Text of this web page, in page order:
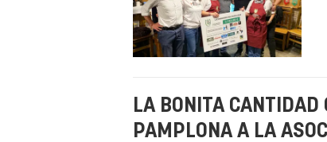
LA BONITA CANTIDAD
PAMPLONA A LA